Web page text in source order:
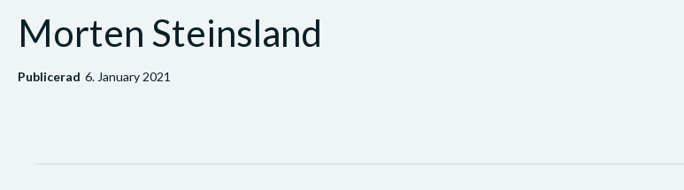
Morten Steinsland
Publicerad 6. January 2021